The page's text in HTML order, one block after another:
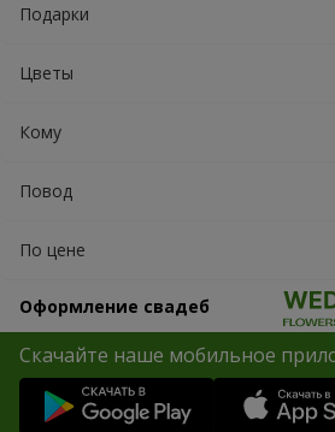
Подарки
Цветы
Кому
Повод
По цене
Оформление свадеб
Скачайте наше мобильное